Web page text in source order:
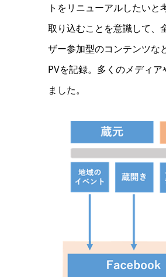
トをリニューアルしたい
取り込むことを意識して、
ザー参加型のコンテンツな
PVを記録。多くのメディ
ました。